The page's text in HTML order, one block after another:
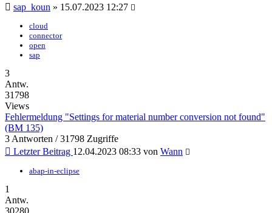
sap_koun » 15.07.2023 12:27
cloud
connector
open
sap
3
Antw.
31798
Views
Fehlermeldung "Settings for material number conversion not found"
(BM 135)
3 Antworten / 31798 Zugriffe
Letzter Beitrag 12.04.2023 08:33 von Wann
abap-in-eclipse
1
Antw.
30280